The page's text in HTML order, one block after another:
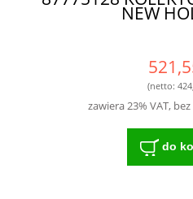
NEW
(netto:
zawiera 23% VAT,
do